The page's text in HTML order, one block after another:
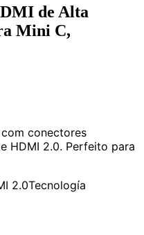
de Alta
Mini C,
com conectores
HDMI 2.0. Perfeito para
2.0Tecnología